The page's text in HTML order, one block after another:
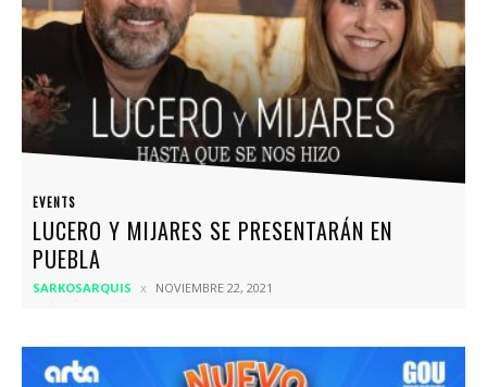
EVENTS
LUCERO Y MIJARES SE PRESENTARÁN EN
PUEBLA
SARKOSARQUIS NOVIEMBRE 22, 2021